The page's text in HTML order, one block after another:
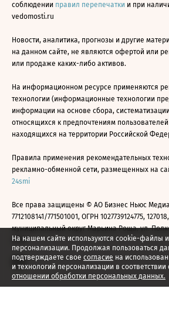
На нашем сайте используются cookie-файлы и
персонализации. Продолжая пользоваться
подтверждаете свое согласие на
и технологий персонализации в соответствии
отношении обработки персональных данных.
соблюдении правил перепечатки и при
vedomosti.ru
Новости, аналитика, прогнозы и другие
на данном сайте, не являются офертой или
или продаже каких-либо активов.
На информационном ресурсе применяются
технологии (информационные технологии
информации на основе сбора,
относящихся к предпочтениям
находящихся на территории Российской
Правила применения рекомендательных
рекламно-обменной сети, размещенных на
24smi
Все права защищены © АО Бизнес Ньюс
7712108141/771501001, ОГРН 1027739124775,
муниципальный округ Марьина Роща, ул.
2026